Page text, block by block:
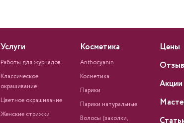
Услуги
Работы для журналов
Классическое
окрашивание
Цветное окрашивание
Женские стрижки
Косметика
Anthocyanin
Косметика
Парики
Парики натуральные
Волосы (заколки,
Цены
Акции